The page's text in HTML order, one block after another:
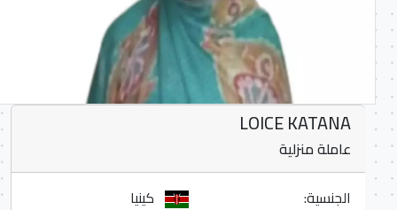
LOICE KATANA
عاملة منزلية
الجنسية:
كينيا